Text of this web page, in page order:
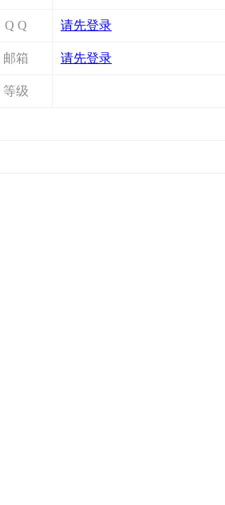
Q Q 请先登录
邮箱 请先登录
等级